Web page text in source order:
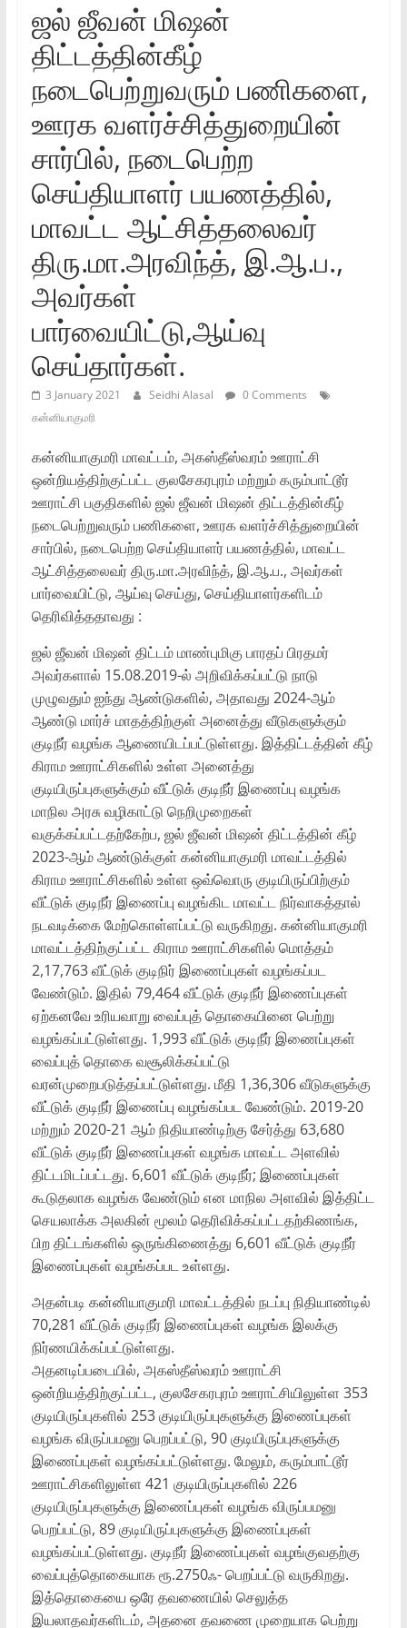
ஜல் ஜீவன் மிஷன்
திட்டத்தின்கீழ்
நடைபெற்றுவரும் பணிகளை,
ஊரக வளர்ச்சித்துறையின்
சார்பில், நடைபெற்ற
செய்தியாளர் பயணத்தில்,
மாவட்ட ஆட்சித்தலைவர்
திரு.மா.அரவிந்த், இ.ஆ.ப.,
அவர்கள்
பார்வையிட்டு,ஆய்வு
செய்தார்கள்.
3 January 2021 Seidhi Alasal
0 Comments
கன்னியாகுமரி
கன்னியாகுமரி மாவட்டம், அகஸ்தீஸ்வரம் ஊராட்சி
ஒன்றியத்திற்குட்பட்ட குலசேகரபுரம் மற்றும் கரும்பாட்டூர்
ஊராட்சி பகுதிகளில் ஜல் ஜீவன் மிஷன் திட்டத்தின்கீழ்
நடைபெற்றுவரும் பணிகளை, ஊரக வளர்ச்சித்துறையின்
சார்பில், நடைபெற்ற செய்தியாளர் பயணத்தில், மாவட்ட
ஆட்சித்தலைவர் திரு.மா.அரவிந்த், இ.ஆ.ப., அவர்கள்
பார்வையிட்டு, ஆய்வு செய்து, செய்தியாளர்களிடம்
தெரிவித்ததாவது :
ஜல் ஜீவன் மிஷன் திட்டம் மாண்புமிகு பாரதப் பிரதமர்
அவர்களால் 15.08.2019-ல் அறிவிக்கப்பட்டு நாடு
முழுவதும் ஐந்து ஆண்டுகளில், அதாவது 2024-ஆம்
ஆண்டு மார்ச் மாதத்திற்குள் அனைத்து வீடுகளுக்கும்
குடிநீர் வழங்க ஆணையிடப்பட்டுள்ளது. இத்திட்டத்தின் கீழ்
கிராம ஊராட்சிகளில் உள்ள அனைத்து
குடியிருப்புகளுக்கும் வீட்டுக் குடிநீர் இணைப்பு வழங்க
மாநில அரசு வழிகாட்டு நெறிமுறைகள்
வகுக்கப்பட்டதற்கேற்ப, ஜல் ஜீவன் மிஷன் திட்டத்தின் கீழ்
2023-ஆம் ஆண்டுக்குள் கன்னியாகுமரி மாவட்டத்தில்
கிராம ஊராட்சிகளில் உள்ள ஒவ்வொரு குடியிருப்பிற்கும்
வீட்டுக் குடிநீர் இணைப்பு வழங்கிட மாவட்ட நிர்வாகத்தால்
நடவடிக்கை மேற்கொள்ளப்பட்டு வருகிறது. கன்னியாகுமரி
மாவட்டத்திற்குட்பட்ட கிராம ஊராட்சிகளில் மொத்தம்
2,17,763 வீட்டுக் குடிநிர் இணைப்புகள் வழங்கப்பட
வேண்டும். இதில் 79,464 வீட்டுக் குடிநீர் இணைப்புகள்
ஏற்கனவே உரியவாறு வைப்புத் தொகையினை பெற்று
வழங்கப்பட்டுள்ளது. 1,993 வீட்டுக் குடிநீர் இணைப்புகள்
வைப்புத் தொகை வசூலிக்கப்பட்டு
வரன்முறைபடுத்தப்பட்டுள்ளது. மீதி 1,36,306 வீடுகளுக்கு
வீட்டுக் குடிநீர் இணைப்பு வழங்கப்பட வேண்டும். 2019-20
மற்றும் 2020-21 ஆம் நிதியாண்டிற்கு சேர்த்து 63,680
வீட்டுக் குடிநீர் இணைப்புகள் வழங்க மாவட்ட அளவில்
திட்டமிடப்பட்டது. 6,601 வீட்டுக் குடிநீர்; இணைப்புகள்
கூடுதலாக வழங்க வேண்டும் என மாநில அளவில் இத்திட்ட
செயலாக்க அலகின் மூலம் தெரிவிக்கப்பட்டதற்கிணங்க,
பிற திட்டங்களில் ஒருங்கிணைத்து 6,601 வீட்டுக் குடிநீர்
இணைப்புகள் வழங்கப்பட உள்ளது.
அதன்படி கன்னியாகுமரி மாவட்டத்தில் நடப்பு நிதியாண்டில்
70,281 வீட்டுக் குடிநீர் இணைப்புகள் வழங்க இலக்கு
நிர்ணயிக்கப்பட்டுள்ளது.
அதனடிப்படையில், அகஸ்தீஸ்வரம் ஊராட்சி
ஒன்றியத்திற்குட்பட்ட, குலசேகரபுரம் ஊராட்சியிலுள்ள 353
குடியிருப்புகளில் 253 குடியிருப்புகளுக்கு இணைப்புகள்
வழங்க விருப்பமனு பெறப்பட்டு, 90 குடியிருப்புகளுக்கு
இணைப்புகள் வழங்கப்பட்டுள்ளது. மேலும், கரும்பாட்டூர்
ஊராட்சிகளிலுள்ள 421 குடியிருப்புகளில் 226
குடியிருப்புகளுக்கு இணைப்புகள் வழங்க விருப்பமனு
பெறப்பட்டு, 89 குடியிருப்புகளுக்கு இணைப்புகள்
வழங்கப்பட்டுள்ளது. குடிநீர் இணைப்புகள் வழங்குவதற்கு
வைப்புத்தொகையாக ரூ.2750ஃ- பெறப்பட்டு வருகிறது.
இத்தொகையை ஒரே தவணையில் செலுத்த
இயலாதவர்களிடம், அதனை தவணை முறையாக பெற்று